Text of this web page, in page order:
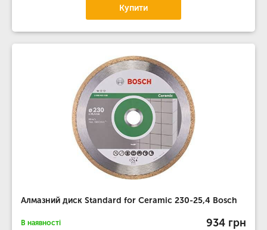
Купити
Алмазний диск Standard for Ceramic 230-25,4 Bosch
В наявності 934 грн